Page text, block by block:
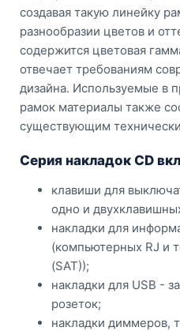
создавая такую линейку
разнообразии цветов и
содержится цветовая
отвечает требованиям
дизайна. Используемые в
рамок материалы также
существующим
Серия накладок CD
клавиши для
одно и
накладки для
(компьютерных RJ и
(SAT));
накладки для USB -
розеток;
накладки диммеров,